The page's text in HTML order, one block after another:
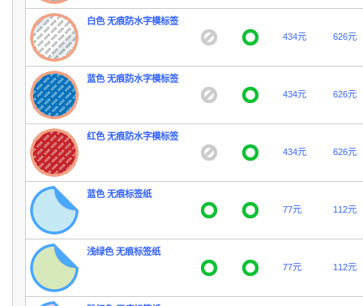
白色 无痕防水字模标签
434元
626元
蓝色 无痕防水字模标签
434元
626元
红色 无痕防水字模标签
434元
626元
蓝色 无痕标签纸
77元
112元
浅绿色 无痕标签纸
77元
112元